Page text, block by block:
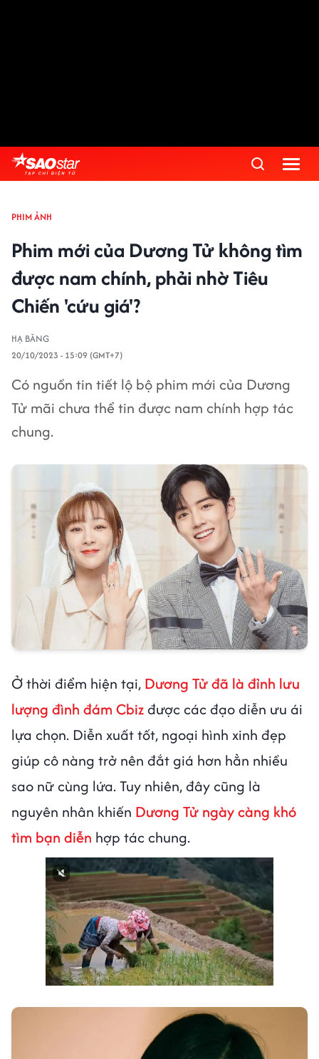
PHIM ẢNH
Phim mới của Dương Tử không tìm
được nam chính, phải nhờ Tiêu
Chiến 'cứu giá'?
HẠ BĂNG
20/10/2023 - 15:09 (GMT+7)
Có nguồn tin tiết lộ bộ phim mới của Dương
Tử mãi chưa thể tin được nam chính hợp tác
chung.
Ở thời điểm hiện tại, Dương Tử đã là đỉnh lưu
lượng đình đám Cbizđược các đạo diễn ưu ái
lựa chọn. Diễn xuất tốt, ngoại hình xinh đẹp
giúp cô nàng trở nên đắt giá hơn hẳn nhiều
sao nữ cùng lứa. Tuy nhiên, đây cũng là
nguyên nhân khiến Dương Tử ngày càng khó
tìm bạn diễn hợp tác chung.